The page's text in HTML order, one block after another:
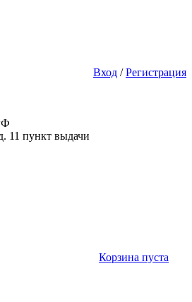
Вход /Регистрация
11 пункт выдачи
Корзина пуста